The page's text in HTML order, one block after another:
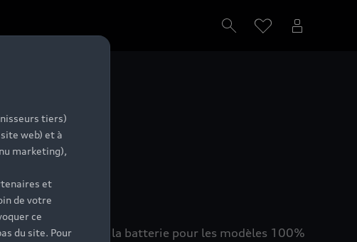
l'état de santé de la batterie pour les modèles 100%
tiers)
web) et à
marketing),
et
de votre
ce
du site. Pour